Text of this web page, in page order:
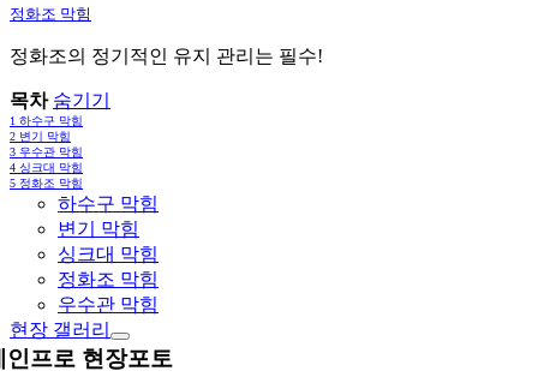
정화조 막힘
정화조의 정기적인 유지 관리는 필수!
목차 숨기기
1 하수구 막힘
2 변기 막힘
3 우수관 막힘
4 싱크대 막힘
5 정화조 막힘
하수구 막힘
변기 막힘
싱크대 막힘
정화조 막힘
우수관 막힘
현장 갤러리
인프로 현장포토